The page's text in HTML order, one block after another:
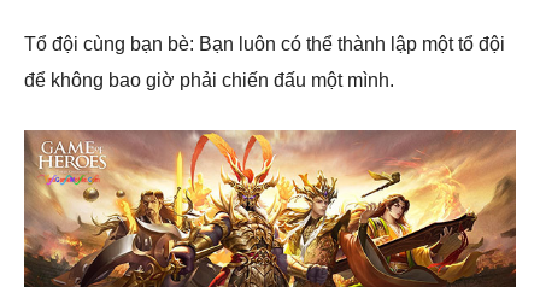
Tổ đội cùng bạn bè: Bạn luôn có thể thành lập một tổ đội
để không bao giờ phải chiến đấu một mình.